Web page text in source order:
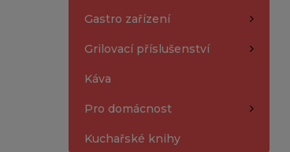
Gastro zařízení
Grilovací příslušenství
Káva
Pro domácnost
Kuchařské knihy